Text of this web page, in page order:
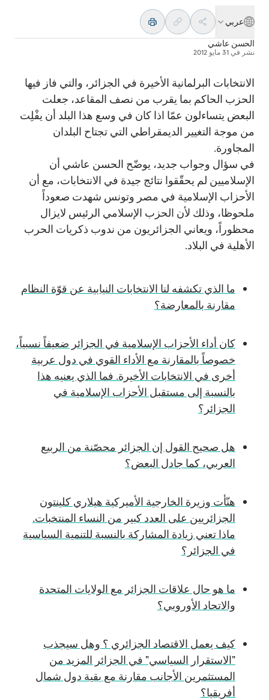
عربي
الحسن عاشي
نشر في 31 مايو 2012
الانتخابات البرلمانية الأخيرة في الجزائر، والتي فاز فيها
الحزب الحاكم بما يقرب من نصف المقاعد، جعلت
البعض يتساءلون عمّا اذا كان في وسع هذا البلد أن يفْلِت
من موجة التغيير الديمقراطي التي تجتاح البلدان
المجاورة.
في سؤال وجواب جديد، يوضّح الحسن عاشي أن
الإسلاميين لم يحقّقوا نتائج جيدة في الانتخابات، مع أن
الأحزاب الإسلامية في مصر وتونس شهدت صعوداً
ملحوظا، وذلك لأن الحزب الإسلامي الرئيس لايزال
محظوراً، ويعاني الجزائريون من ندوب ذكريات الحرب
الأهلية في البلاد.
ما الذي تكشفه لنا الانتخابات النيابية عن قوّة النظام
مقارنة بالمعارضة؟
كان أداء الأحزاب الإسلامية في الجزائر ضعيفاً نسبياً،
خصوصاً بالمقارنة مع الأداء القوي في دول عربية
أخرى في الانتخابات الأخيرة. فما الذي يعنيه هذا
بالنسبة إلى مستقبل الأحزاب الإسلامية في
الجزائر؟
هل صحيح القول إن الجزائر محصّنة من الربيع
العربي، كما جادل البعض؟
هنّأت وزيرة الخارجية الأميركية هيلاري كلينتون
الجزائريين على العدد كبير من النساء المنتخبات.
ماذا تعني زيادة المشاركة بالنسبة للتنمية السياسية
في الجزائر؟
ما هو حال علاقات الجزائر مع الولايات المتحدة
والاتحاد الأوروبي؟
كيف يعمل الاقتصاد الجزائري ؟ وهل سيجذب
"الاستقرار السياسي" في الجزائر المزيد من
المستثمرين الأجانب مقارنة مع بقية دول شمال
أفريقيا؟